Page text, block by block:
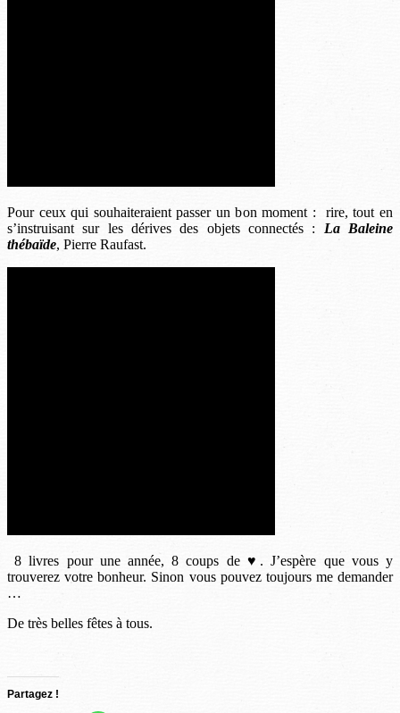
Pour ceux qui souhaiteraient passer un bon moment : rire, tout en
s’instruisant sur les dérives des objets connectés : La Baleine
thébaïde, Pierre Raufast.
8 livres pour une année, 8 coups de ♥. J’espère que vous y
trouverez votre bonheur. Sinon vous pouvez toujours me demander
…
De très belles fêtes à tous.
Partagez !